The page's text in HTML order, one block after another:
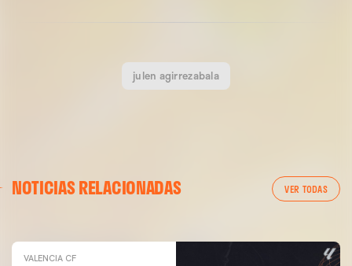
julen agirrezabala
NOTICIAS RELACIONADAS VER TODAS
ENTRENAMIENTO DEL VALENCIA CF 04/03/26
VALENCIA CF